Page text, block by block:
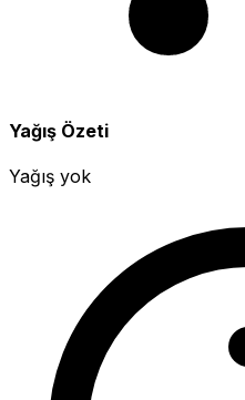
Yağış Özeti
Yağış yok